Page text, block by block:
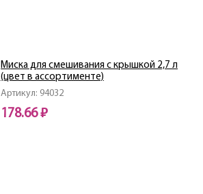
Артикул: 94032
Миска для смешивания с крышкой 2,7 л
(цвет в ассортименте)
178.66 ₽